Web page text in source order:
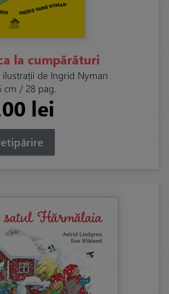
la cumpărături
de Ingrid Nyman
cm / 28 pag.
lei